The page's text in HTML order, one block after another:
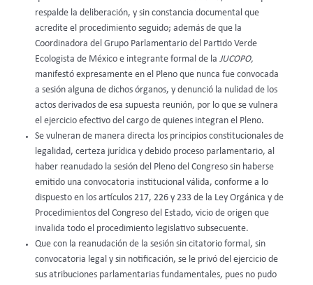
respalde la deliberación, y sin constancia documental que
acredite el procedimiento seguido; además de que la
Coordinadora del Grupo Parlamentario del Partido Verde
Ecologista de México e integrante formal de la JUCOPO,
manifestó expresamente en el Pleno que nunca fue convocada
a sesión alguna de dichos órganos, y denunció la nulidad de los
actos derivados de esa supuesta reunión, por lo que se vulnera
el ejercicio efectivo del cargo de quienes integran el Pleno.
Se vulneran de manera directa los principios constitucionales de
legalidad, certeza jurídica y debido proceso parlamentario, al
haber reanudado la sesión del Pleno del Congreso sin haberse
emitido una convocatoria institucional válida, conforme a lo
dispuesto en los artículos 217, 226 y 233 de la Ley Orgánica y de
Procedimientos del Congreso del Estado, vicio de origen que
invalida todo el procedimiento legislativo subsecuente.
Que con la reanudación de la sesión sin citatorio formal, sin
convocatoria legal y sin notificación, se le privó del ejercicio de
sus atribuciones parlamentarias fundamentales, pues no pudo